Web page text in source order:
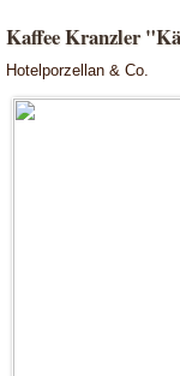
Kaffee Kranzler
Hotelporzellan & Co.